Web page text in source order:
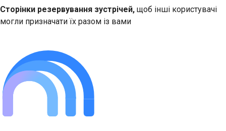
Сторінки резервування зустрічей, щоб інші користувачі
могли призначати їх разом із вами